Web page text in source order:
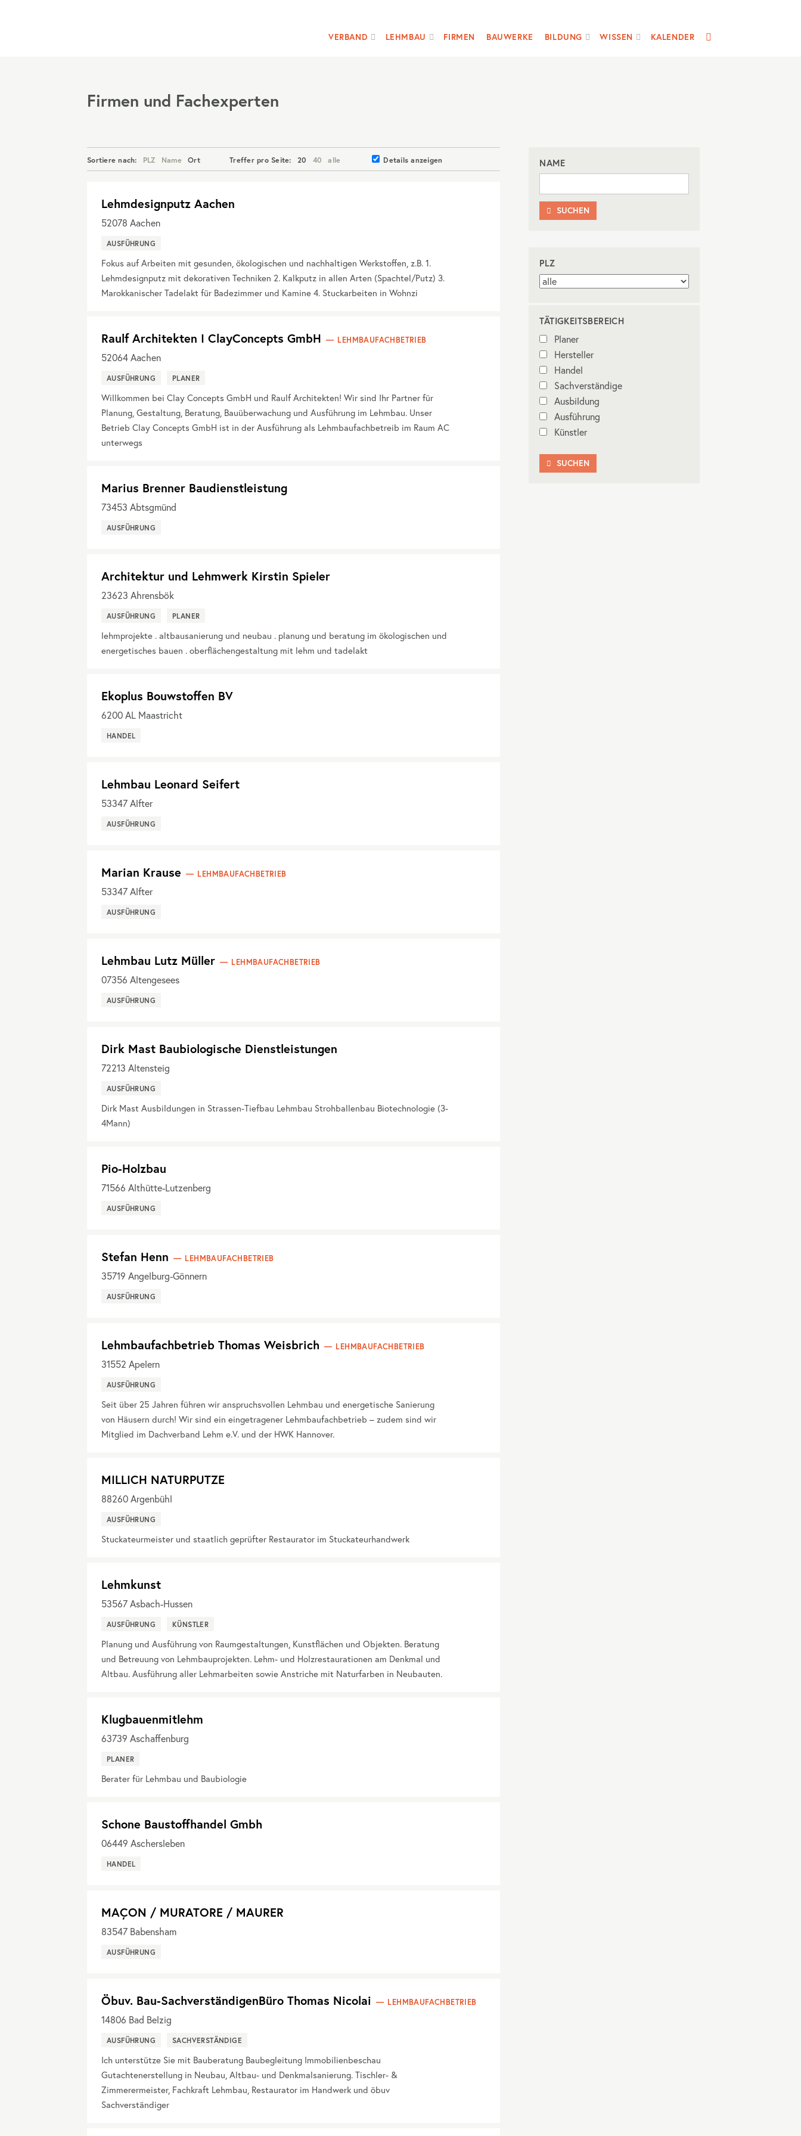
VERBAND LEHMBAU FIRMEN BAUWERKE BILDUNG WISSEN KALENDER
Firmen und Fachexperten
Sortiere nach: PLZ Name Ort Treffer pro Seite: 20 40 alle Details anzeigen
Lehmdesignputz Aachen
52078 Aachen
AUSFÜHRUNG
Fokus auf Arbeiten mit gesunden, ökologischen und nachhaltigen Werkstoffen, z.B. 1.
Lehmdesignputz mit dekorativen Techniken 2. Kalkputz in allen Arten (Spachtel/Putz) 3.
Marokkanischer Tadelakt für Badezimmer und Kamine 4. Stuckarbeiten in Wohnzi
Raulf Architekten I ClayConcepts GmbH LEHMBAUFACHBETRIEB
52064 Aachen
AUSFÜHRUNG PLANER
Willkommen bei Clay Concepts GmbH und Raulf Architekten! Wir sind Ihr Partner für
Planung, Gestaltung, Beratung, Bauüberwachung und Ausführung im Lehmbau. Unser
Betrieb Clay Concepts GmbH ist in der Ausführung als Lehmbaufachbetreib im Raum AC
unterwegs
Marius Brenner Baudienstleistung
73453 Abtsgmünd
AUSFÜHRUNG
Architektur und Lehmwerk Kirstin Spieler
23623 Ahrensbök
AUSFÜHRUNG PLANER
lehmprojekte . altbausanierung und neubau . planung und beratung im ökologischen und
energetisches bauen . oberflächengestaltung mit lehm und tadelakt
Ekoplus Bouwstoffen BV
6200 AL Maastricht
HANDEL
Lehmbau Leonard Seifert
53347 Alfter
AUSFÜHRUNG
Marian Krause LEHMBAUFACHBETRIEB
53347 Alfter
AUSFÜHRUNG
Lehmbau Lutz Müller LEHMBAUFACHBETRIEB
07356 Altengesees
AUSFÜHRUNG
Dirk Mast Baubiologische Dienstleistungen
72213 Altensteig
AUSFÜHRUNG
Dirk Mast Ausbildungen in Strassen-Tiefbau Lehmbau Strohballenbau Biotechnologie (3-
4Mann)
Pio-Holzbau
71566 Althütte-Lutzenberg
AUSFÜHRUNG
Stefan Henn LEHMBAUFACHBETRIEB
35719 Angelburg-Gönnern
AUSFÜHRUNG
Lehmbaufachbetrieb Thomas Weisbrich LEHMBAUFACHBETRIEB
31552 Apelern
AUSFÜHRUNG
Seit über 25 Jahren führen wir anspruchsvollen Lehmbau und energetische Sanierung
von Häusern durch! Wir sind ein eingetragener Lehmbaufachbetrieb – zudem sind wir
Mitglied im Dachverband Lehm e.V. und der HWK Hannover.
MILLICH NATURPUTZE
88260 Argenbühl
AUSFÜHRUNG
Stuckateurmeister und staatlich geprüfter Restaurator im Stuckateurhandwerk
Lehmkunst
53567 Asbach-Hussen
AUSFÜHRUNG KÜNSTLER
Planung und Ausführung von Raumgestaltungen, Kunstflächen und Objekten. Beratung
und Betreuung von Lehmbauprojekten. Lehm- und Holzrestaurationen am Denkmal und
Altbau. Ausführung aller Lehmarbeiten sowie Anstriche mit Naturfarben in Neubauten.
Klugbauenmitlehm
63739 Aschaffenburg
PLANER
Berater für Lehmbau und Baubiologie
Schone Baustoffhandel Gmbh
06449 Aschersleben
HANDEL
MAÇON / MURATORE / MAURER
83547 Babensham
AUSFÜHRUNG
Öbuv. Bau-SachverständigenBüro Thomas Nicolai LEHMBAUFACHBETRIEB
14806 Bad Belzig
AUSFÜHRUNG SACHVERSTÄNDIGE
Ich unterstütze Sie mit Bauberatung Baubegleitung Immobilienbeschau
Gutachtenerstellung in Neubau, Altbau- und Denkmalsanierung. Tischler- &
Zimmerermeister, Fachkraft Lehmbau, Restaurator im Handwerk und öbuv
Sachverständiger
NAME
 SUCHEN
PLZ
TÄTIGKEITSBEREICH
Planer
Hersteller
Handel
Sachverständige
Ausbildung
Ausführung
Künstler
 SUCHEN